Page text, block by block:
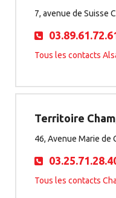
7, avenue de Suisse
Tous les contacts
Territoire
46, Avenue Marie de
Tous les contacts